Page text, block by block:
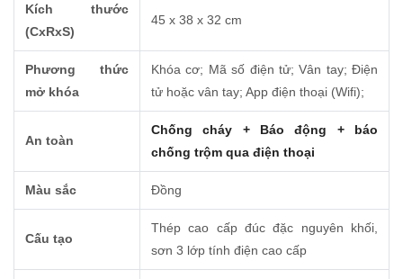
Kích thước
(CxRxS)
45 x 38 x 32 cm
Phương thức
mở khóa
Khóa cơ; Mã số điện tử; Vân tay; Điện
tử hoặc vân tay; App điện thoại (Wifi);
An toàn
Chống cháy + Báo động + báo
chống trộm qua điện thoại
Màu sắc Đồng
Cấu tạo
Thép cao cấp đúc đặc nguyên khối,
sơn 3 lớp tính điện cao cấp